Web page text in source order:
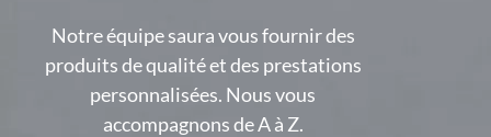
Notre équipe saura vous fournir des
produits de qualité et des prestations
personnalisées. Nous vous
accompagnons de A à Z.